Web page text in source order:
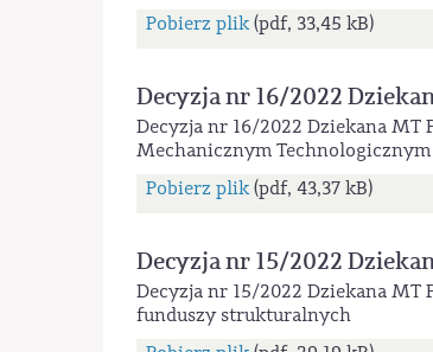
Pobierz plik(pdf, 33,45 kB)
Decyzja nr 16/2022
Decyzja nr 16/2022 Dziekana MT
Mechanicznym
Pobierz plik(pdf, 43,37 kB)
Decyzja nr 15/2022
Decyzja nr 15/2022 Dziekana MT
funduszy strukturalnych